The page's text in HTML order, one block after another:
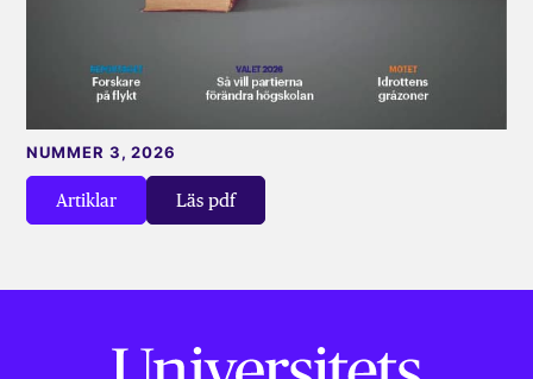
Artiklar Läs pdf
NUMMER 3, 2026